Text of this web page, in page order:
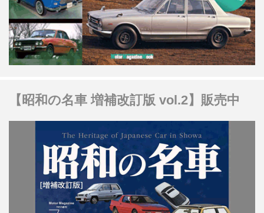
【昭和の名車 増補改訂版 vol.2】販売中